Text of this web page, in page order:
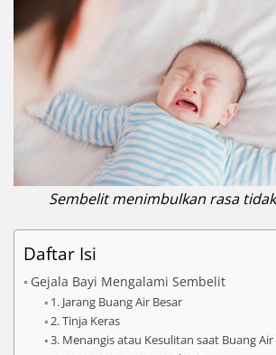
Sembelit menimbulkan rasa
Daftar Isi
Gejala Bayi Mengalami Sembelit
1. Jarang Buang Air Besar
2. Tinja Keras
3. Menangis atau Kesulitan saat Buang Air